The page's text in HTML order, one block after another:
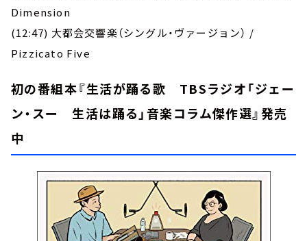
Dimension
(12:47) 大都会交響楽（シングル・ヴァージョン） /
Pizzicato Five
初の番組本『生活が踊る歌 TBSラジオ「ジェー
ン・スー 生活は踊る」音楽コラム傑作選』発売
中